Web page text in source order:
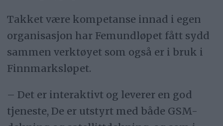
Takket være kompetanse innad i egen
organisasjon har Femundløpet fått sydd
sammen verktøyet som også er i bruk i
Finnmarksløpet.
– Det er interaktivt og leverer en god
tjeneste, De er utstyrt med både GSM-